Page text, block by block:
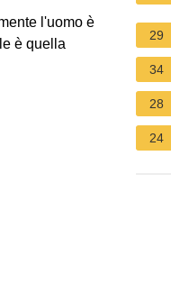
l'uomo è
è quella
29
34
28
24